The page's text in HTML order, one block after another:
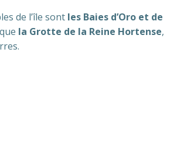
de l’île sont les Baies d’Oro et de
la Grotte de la Reine Hortense,